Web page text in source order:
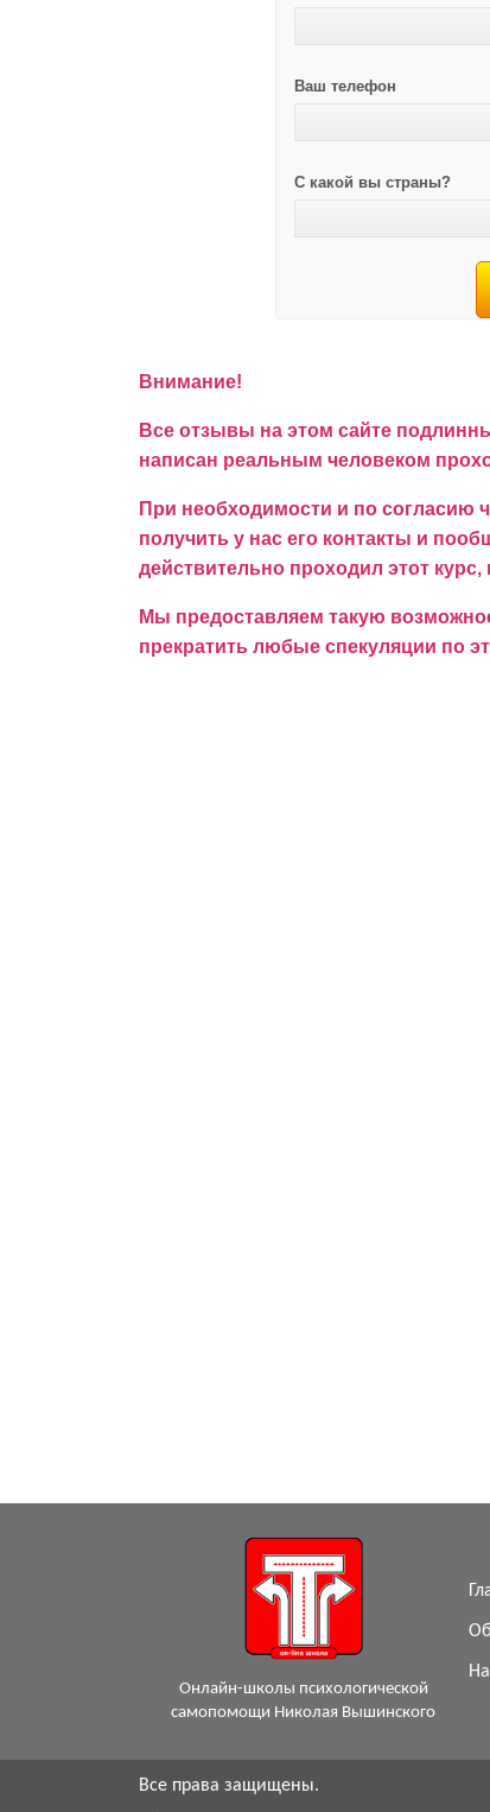
Ваш телефон
С какой вы страны?
Внимание!
Все отзывы на этом сайте
написан реальным человеком
При необходимости и по согласию
получить у нас его контакты и
действительно проходил этот
Мы предоставляем такую
прекратить любые спекуляции по
Онлайн-школы психологической
самопомощи Николая Вышинского
Все права защищены.